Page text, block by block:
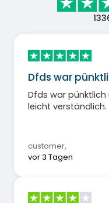
Dfds war
Dfds war
leicht verständlich.
customer,
vor 3 Tagen